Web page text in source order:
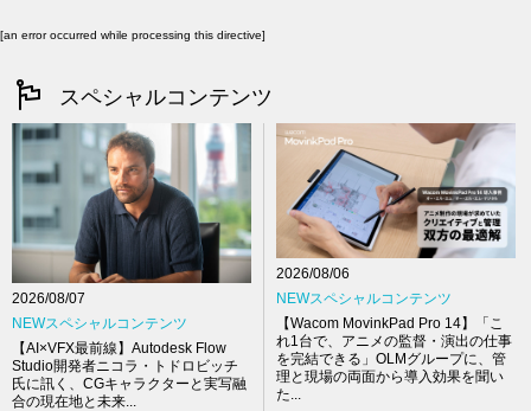
[an error occurred while processing this directive]
スペシャルコンテンツ
2026/08/07
NEWスペシャルコンテンツ
【AI×VFX最前線】Autodesk Flow
Studio開発者ニコラ・トドロビッチ
氏に訊く、CGキャラクターと実写融
合の現在地と未来...
2026/08/06
NEWスペシャルコンテンツ
【Wacom MovinkPad Pro 14】「こ
れ1台で、アニメの監督・演出の仕事
を完結できる」OLMグループに、管
理と現場の両面から導入効果を聞い
た...